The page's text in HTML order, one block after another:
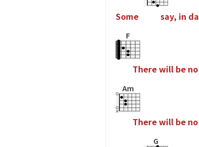
Some say, in da
F
Therewill be no
Am
Therewill be no
G